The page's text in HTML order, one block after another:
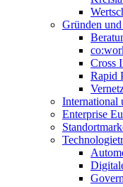
Gründen
Cross
Rapid
International
Enterprise